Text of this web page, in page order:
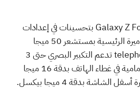
وتقدم سامسونج Galaxy Z Fold4 بتحسينات في إعدادات
الكاميرة، حيث تأتي الكاميرة الرئيسية بمستشعر 50 ميجا
بيكسل، مع كاميرة telephoto تدعم التكبير البصري حتى 3
مرات، وتأتي الكاميرة الأمامية في غطاء الهاتف بدقة 16 ميجا
الشاشة بدقة 4 ميجا بيكسل.